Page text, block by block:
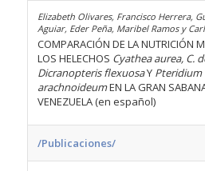
Elizabeth Olivares, Francisco Herrera,
Aguiar, Eder Peña, Maribel Ramos y
COMPARACIÓN DE LA NUTRICIÓN
LOS HELECHOS Cyathea aurea, C.
Dicranopteris flexuosaY Pteridium
arachnoideumEN LA GRAN
VENEZUELA (en español)
/Publicaciones/